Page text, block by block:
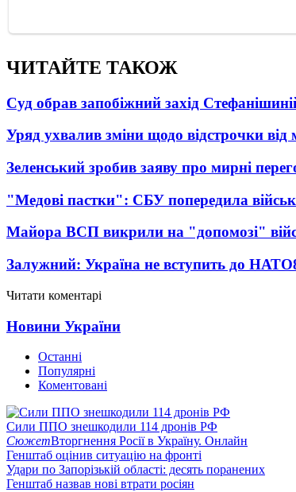
ЧИТАЙТЕ ТАКОЖ
Суд обрав запобіжний захід
Уряд ухвалив зміни щодо відстрочки від
Зеленський зробив заяву про мирні
"Медові пастки": СБУ попередила
Майора ВСП викрили на "допомозі"
Залужний: Україна не вступить до НАТО
Читати коментарі
Новини України
Останні
Популярні
Коментовані
Сили ППО знешкодили 114 дронів РФ
СюжетВторгнення Росії в Україну. Онлайн
Генштаб оцінив ситуацію на фронті
Удари по Запорізькій області: десять поранених
Генштаб назвав нові втрати росіян